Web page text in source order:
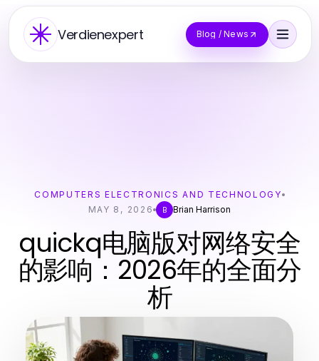
Verdienexpert Blog / News
COMPUTERS ELECTRONICS AND TECHNOLOGY
MAY 8, 2026
B Brian Harrison
quickq电脑版对网络安全
的影响：2026年的全面分
析